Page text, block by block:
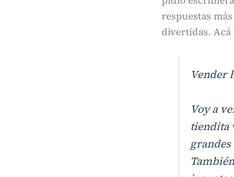
respuestas
divertidas. Acá
Vender
Voy a
tiendita